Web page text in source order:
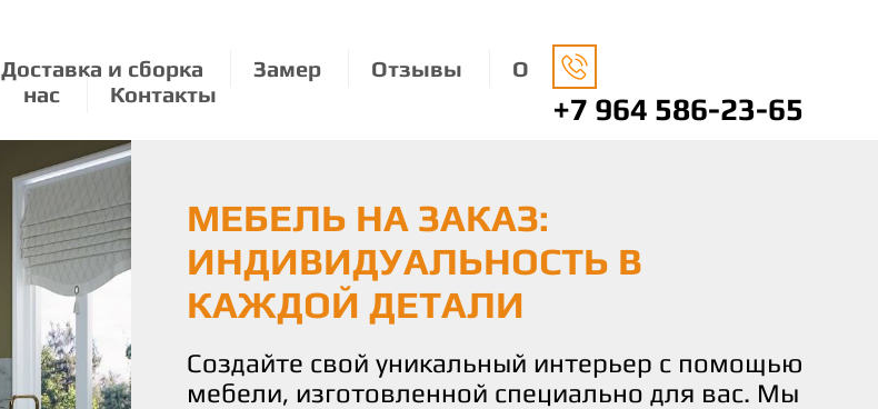
Доставка и сборка Замер Отзывы
О
нас
Контакты +7 964 586-23-65
МЕБЕЛЬ НА ЗАКАЗ:
ИНДИВИДУАЛЬНОСТЬ В
КАЖДОЙ ДЕТАЛИ
Создайте свой уникальный интерьер с помощью
мебели, изготовленной специально для вас. Мы
ЭКОЛОГИЧНАЯ МЕБЕЛЬ: ЗАБОТА
О ПРИРОДЕ И ВАШЕМ КОМФОРТЕ
Мы бережно относимся к окружающей среде,
используя только экологически чистые
материалы для изготовления нашей мебели.
МЕБЕЛЬ ПО ВАШЕМУ ВКУСУ И
РАЗМЕРУ: КОМФОРТ И
УДОВОЛЬСТВИЕ
С нами вы получаете не просто мебель, а
истинное удовольствие от процесса создания.